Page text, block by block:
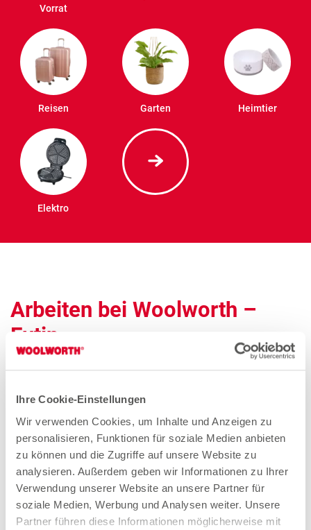
Ihre Cookie-Einstellungen
Wir verwenden Cookies, um Inhalte und Anzeigen zu
personalisieren, Funktionen für soziale Medien anbieten
zu können und die Zugriffe auf unsere Website zu
analysieren. Außerdem geben wir Informationen zu Ihrer
Verwendung unserer Website an unsere Partner für
soziale Medien, Werbung und Analysen weiter. Unsere
Partner führen diese Informationen möglicherweise mit
Vorrat
Reisen Garten Heimtier
Elektro
Arbeiten bei Woolworth –
Eutin
Aushilfe / Minijob Verkauf (gn*)
Zum Stellenangebot
Quereinsteiger Verkauf Teilzeit (gn*)
Zum Stellenangebot